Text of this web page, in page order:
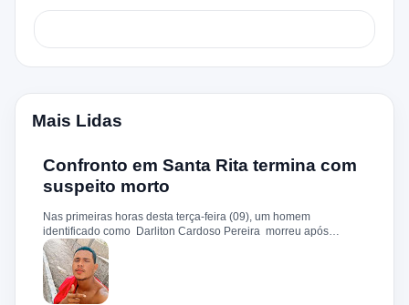
Mais Lidas
Confronto em Santa Rita termina com
suspeito morto
Nas primeiras horas desta terça-feira (09), um homem
identificado como Darliton Cardoso Pereira morreu após
confronto com a Polícia Militar no povoado Timbotiba, zona rural
de Santa Rita. De acordo com a PM, os policiais estavam
cumprindo um mandado de prisão contra Darliton, apontado
como um dos suspeitos pela morte brutal de Leandro Sena ,